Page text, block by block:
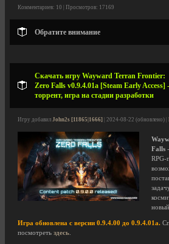
Комментариев: 10 | Просмотров: 17169
Обратите внимание
Скачать игру Wayward Terran Frontier:
Zero Falls v0.9.4.01a [Steam Early Access] -
торрент, игра на стадии разработки
Игру добавил John2s [11865|1666] | 2024-08-22 (обновлено) |
Falls
RPG-
Игра обновлена с версии 0.9.4.00 до 0.9.4.01a.
посмотреть здесь